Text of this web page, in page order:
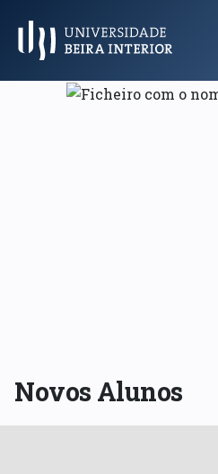
Menu Principal
Novos Alunos